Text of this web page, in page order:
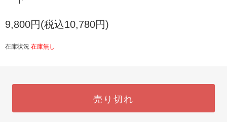
9,800円(税込10,780円)
在庫状況 在庫無し
売り切れ